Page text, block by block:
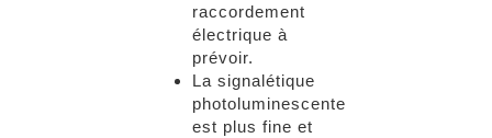
raccordement
électrique à
prévoir.
La signalétique
photoluminescente
est plus fine et